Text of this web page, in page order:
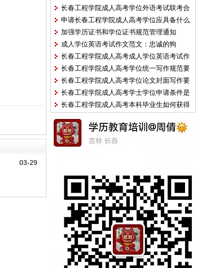
03-29
予工作细则
长春工程学院成人高考学位外语考试联考合
作体的通知安排
申请长春工程学院成人高考学位应具备什么
条件，有什么规定？
加强学历证书和学位证书规范管理通知
成人学位英语考试作文范文：忠诚的狗
长春工程学院成人高考成人学位英语考试作
文范文：中国礼物
长春工程学院成人高考学位统一写作规范要
求
长春工程学院成人高考学位论文封面写作要
求
长春工程学院成人高考学士学位申请条件是
什么？
长春工程学院成人高考本科毕业生如何获得
学位证书